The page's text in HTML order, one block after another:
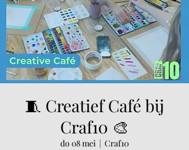
🧵 Creatief Café bij
Craf10 🎨
do 08 mei
  |
Craf10